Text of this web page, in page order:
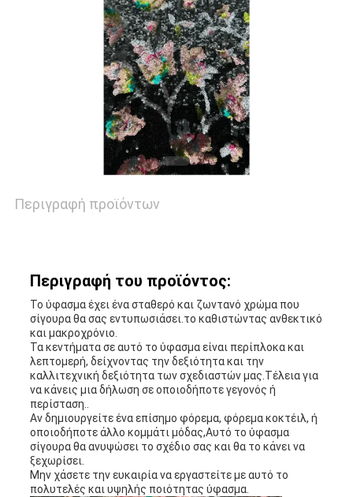
ΑΠΟΡΡΉΤΟΥ
Περιγραφή προϊόντων
Περιγραφή του προϊόντος:
Το ύφασμα έχει ένα σταθερό και ζωντανό χρώμα που
σίγουρα θα σας εντυπωσιάσει.το καθιστώντας ανθεκτικό
και μακροχρόνιο.
Τα κεντήματα σε αυτό το ύφασμα είναι περίπλοκα και
λεπτομερή, δείχνοντας την δεξιότητα και την
καλλιτεχνική δεξιότητα των σχεδιαστών μας.Τέλεια για
να κάνεις μια δήλωση σε οποιοδήποτε γεγονός ή
περίσταση..
Αν δημιουργείτε ένα επίσημο φόρεμα, φόρεμα κοκτέιλ, ή
οποιοδήποτε άλλο κομμάτι μόδας,Αυτό το ύφασμα
σίγουρα θα ανυψώσει το σχέδιο σας και θα το κάνει να
ξεχωρίσει.
Μην χάσετε την ευκαιρία να εργαστείτε με αυτό το
πολυτελές και υψηλής ποιότητας ύφασμα.